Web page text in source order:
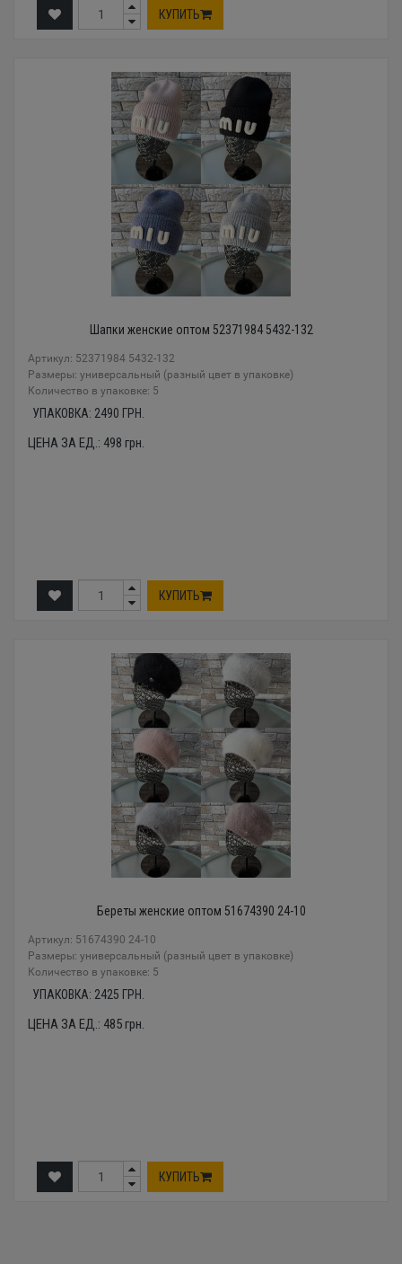
КУПИТЬ
Шапки женские оптом 52371984 5432-132
Артикул: 52371984 5432-132
Размеры: универсальный (разный цвет в упаковке)
Количество в упаковке: 5
УПАКОВКА: 2490 ГРН.
ЦЕНА ЗА ЕД.: 498 грн.
КУПИТЬ
Береты женские оптом 51674390 24-10
Артикул: 51674390 24-10
Размеры: универсальный (разный цвет в упаковке)
Количество в упаковке: 5
УПАКОВКА: 2425 ГРН.
ЦЕНА ЗА ЕД.: 485грн.
КУПИТЬ